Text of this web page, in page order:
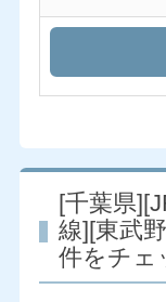
[千葉県
線][東武
件をチェ